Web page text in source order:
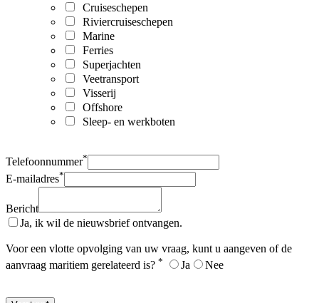
Cruiseschepen
Riviercruiseschepen
Marine
Ferries
Superjachten
Veetransport
Visserij
Offshore
Sleep- en werkboten
Telefoonnummer*
E-mailadres*
Bericht
Ja, ik wil de nieuwsbrief ontvangen.
Voor een vlotte opvolging van uw vraag, kunt u aangeven of de
aanvraag maritiem gerelateerd is? * Ja Nee